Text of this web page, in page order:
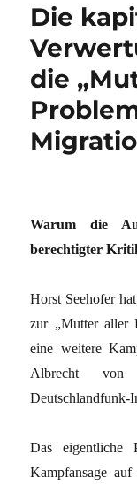
Die
die
Warum die
berechtigter
Horst Seehofer
zur „Mutter aller
eine weitere
Albrecht von
Deutschlandfunk-
Das eigentliche
Kampfansage